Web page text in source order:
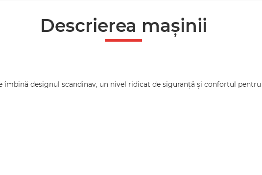
Descrierea mașinii
îmbină designul scandinav, un nivel ridicat de siguranță și confortul